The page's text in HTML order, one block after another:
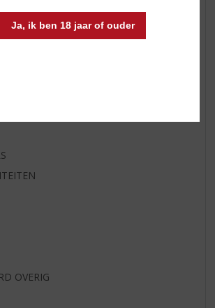
Ja, ik ben 18 jaar of ouder
MAAND
DE MAAND
OVERIG